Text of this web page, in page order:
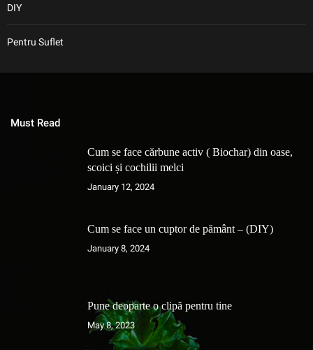
DIY
Pentru Suflet
Must Read
Cum se face cărbune activ ( Biochar) din oase,
scoici și cochilii melci
January 12, 2024
Cum se face un cuptor de pământ – (DIY)
January 8, 2024
Pune deoparte o clipă pentru tine
May 8, 2023